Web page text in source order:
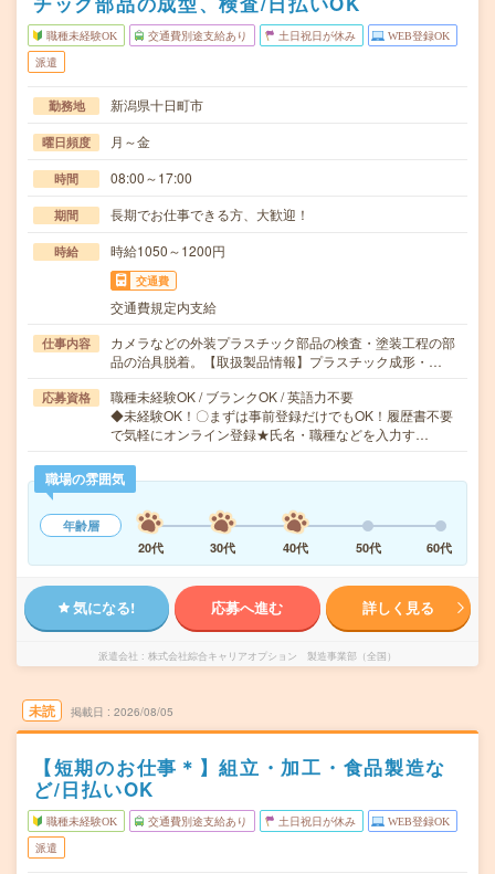
職種未経験OK 交通費別途支給あり 土日祝日が休み WEB登録OK
派遣
勤務地 新潟県十日町市
曜日頻度 月～金
時間 08:00～17:00
期間 長期でお仕事できる方、大歓迎！
時給 時給1050～1200円
交通費
交通費規定内支給
仕事内容
カメラなどの外装プラスチック部品の検査・塗装工程の部
品の治具脱着。【取扱製品情報】プラスチック成形・…
応募資格
職種未経験OK / ブランクOK / 英語力不要
◆未経験OK！〇まずは事前登録だけでもOK！履歴書不要
で気軽にオンライン登録★氏名・職種などを入力す…
職場の雰囲気
年齢層
20代
30代 40代 50代 60代
気になる! 応募へ進む 詳しく見る
派遣会社 株式会社綜合キャリアオプション 製造事業部（全国）
未読 掲載日 2026/08/05
【短期のお仕事＊】組立・加工・食品製造な
ど/日払いOK
職種未経験OK 交通費別途支給あり 土日祝日が休み WEB登録OK
派遣